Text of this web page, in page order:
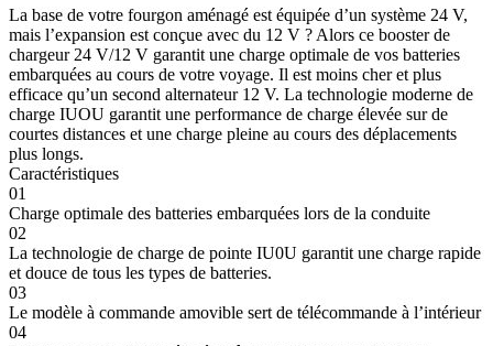
La base de votre fourgon aménagé est équipée d’un système 24 V,
mais l’expansion est conçue avec du 12 V ? Alors ce booster de
chargeur 24 V/12 V garantit une charge optimale de vos batteries
embarquées au cours de votre voyage. Il est moins cher et plus
efficace qu’un second alternateur 12 V. La technologie moderne de
charge IUOU garantit une performance de charge élevée sur de
courtes distances et une charge pleine au cours des déplacements
plus longs.
Caractéristiques
01
Charge optimale des batteries embarquées lors de la conduite
02
La technologie de charge de pointe IU0U garantit une charge rapide
et douce de tous les types de batteries.
03
Le modèle à commande amovible sert de télécommande à l’intérieur
04